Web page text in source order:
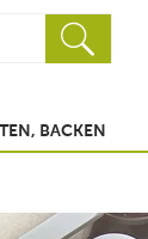
BACKEN